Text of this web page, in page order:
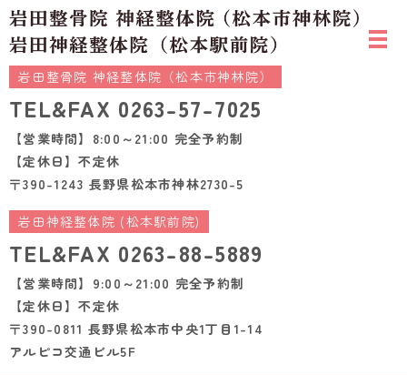
岩田整骨院 神経整体院（松本市神林院）
TEL&FAX 0263-57-7025
【営業時間】8:00～21:00 完全予約制
【定休日】不定休
〒390-1243 長野県松本市神林2730-5
岩田神経整体院 (松本駅前院)
TEL&FAX 0263-88-5889
【営業時間】9:00～21:00 完全予約制
【定休日】不定休
〒390-0811 長野県松本市中央1丁目1-14
アルピコ交通ビル5F